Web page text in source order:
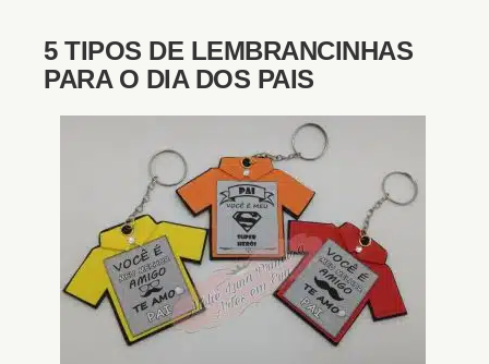
5 TIPOS DE LEMBRANCINHAS
PARA O DIA DOS PAIS